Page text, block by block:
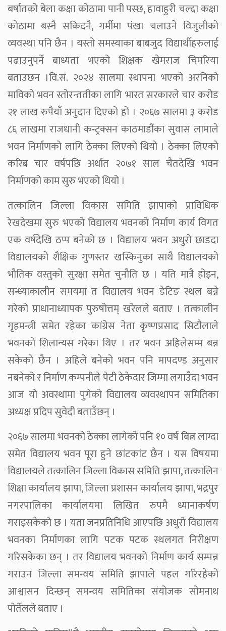
बर्षातको बेला कक्षा कोठामा पानी पस्छ, हावाहुरी चल्दा कक्षा
कोठामा बस्नै सकिदनै, गर्मीमा पंखा चलाउने विजुलीको
व्यवस्था पनि छैन । यस्तो समस्याका बाबजुद विद्यार्थीहरुलाई
पढाउनुपर्ने बाध्यता भएको शिक्षक खेमराज चिमरिया
बताउछन ।वि.सं. २०२४ सालमा स्थापना भएको अरनिको
माविको भवन स्तोरन्ततीका लागि भारत सरकारले चार करोड
२१ लाख रुपैयाँ अनुदान दिएको हो । २०६७ सालमा ३ करोड
८६ लाखमा राजधानी कन्ट्रक्सन काठमाडौंका सुवास लामाले
भवन निर्माणको लागि ठेक्का लिएको थियो । ठेक्का लिएको
करिब चार वर्षपछि अर्थात २०७१ साल चैतदेखि भवन
निर्माणको काम सुरु भएको थियो ।
तत्कालिन जिल्ला विकास समिति झापाको प्राविधिक
रेखदेखमा सुरु भएको विद्यालय भवनको निर्माण कार्य विगत
एक वर्षदेखि ठप्प बनेको छ । विद्यालय भवन अधुरो छाडदा
विद्यालयको शैक्षिक गुणस्तर खस्किनुका साथै विद्यालयको
भौतिक वस्तुको सुरक्षा समेत चुनौति छ । यति मात्रै होइन,
सन्ध्याकालीन समयमा त विद्यालय भवन डेटिङ स्थल बन्ने
गरेको प्राधानाध्यापक पुरुषोत्तम् खरेलले बताए । तत्कालीन
गृहमन्त्री समेत रहेका कांग्रेस नेता कृष्णप्रसाद सिटौलाले
भवनको शिलान्यस गरेका थिए । तर भवन अहिलेसम्म बन्न
सकेको छैन । अहिले बनेको भवन पनि मापदण्ड अनुसार
नबनेको र निर्माण कम्पनीले पेटी ठेकेदार जिम्मा लगाउँदा भवन
आज यो अवस्थामा पुगेको विद्यालय व्यवस्थापन समितिका
अध्यक्ष प्रदिप सुवेदी बताउँछन् ।
२०६७ सालमा भवनको ठेक्का लागेको पनि १० वर्ष बित्न लाग्दा
समेत विद्यालय भवन पूरा हुने छांटकांट छैन । यस विषयमा
विद्यालयले तत्कालिन जिल्ला विकास समिति झापा, तत्कालिन
शिक्षा कार्यालय झापा, जिल्ला प्रशासन कार्यालय झापा, भद्रपुर
नगरपालिका कार्यालयमा लिखित रुपमै ध्यानाकर्षण
गराइसकेको छ । यता जनप्रतिनिधि आएपछि अधुरो विद्यालय
भवनका निर्माणका लागि पटक पटक स्थलगत निरीक्षण
गरिसकेका छन् । तर विद्यालय भवनको निर्माण कार्य सम्पन्न
गराउन जिल्ला समन्वय समिति झापाले पहल गरिरहेको
आश्वासन दिन्छन् समन्वय समितिका संयोजक सोमनाथ
पोर्तेलले बताए ।